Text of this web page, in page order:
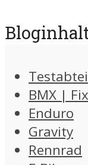
BMX |
Enduro
Gravity
Rennrad